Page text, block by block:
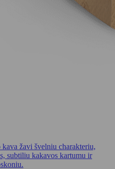
kava žavi švelniu charakteriu,
subtiliu kakavos kartumu ir